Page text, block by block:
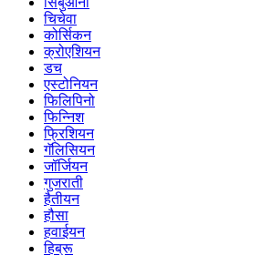
चिचेवा
कोर्सिकन
क्रोएशियन
डच
एस्टोनियन
फिलिपिनो
फिन्निश
फ्रिशियन
गॅलिसियन
जॉर्जियन
गुजराती
हैतीयन
हौसा
हवाईयन
हिब्रू